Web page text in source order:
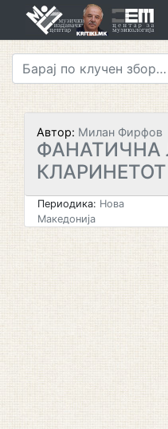
Автор: Милан Фирфов
ФАНАТИЧНА
КЛАРИНЕТОТ
Периодика: Нова
Македонија